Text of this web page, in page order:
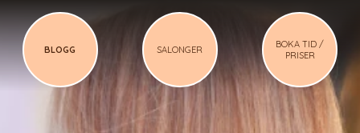
BLOGG SALONGER
BOKA TID /
PRISER